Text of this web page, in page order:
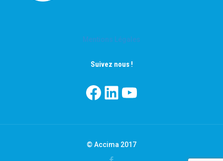
Mentions Légales
Suivez nous !
Facebook LinkedIn YouTube
© Accima 2017